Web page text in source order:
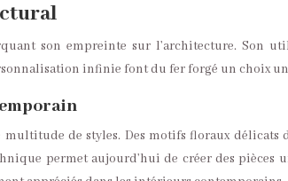
son empreinte sur l’architecture. Son
infinie font du fer forgé un choix
de styles. Des motifs floraux
permet aujourd’hui de créer des